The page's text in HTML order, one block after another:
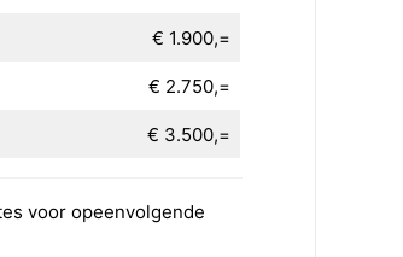
vulling van de lijst.
willen vorm geven, nodigen
X X X
€ 1.900,=
€ 2.750,=
€ 3.500,=
voor opeenvolgende